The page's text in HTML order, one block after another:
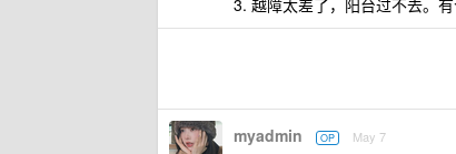
3. 越障太差了，阳台过不去。
myadmin OP May 7